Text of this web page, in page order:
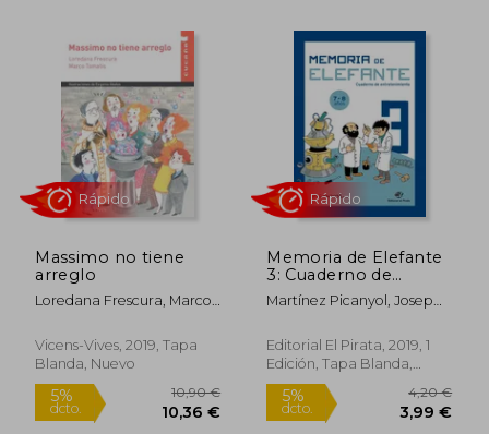
Rápido
Massimo no tiene
arreglo
Loredana Frescura, Marco
Vicens-Vives, 2019, Tapa
Blanda, Nuevo
Memoria de Elefante
3: Cuaderno de
Entretenimiento
Volume 3
Martínez Picanyol, Josep
Editorial El Pirata, 2019, 1
Edición, Tapa Blanda,
Nuevo